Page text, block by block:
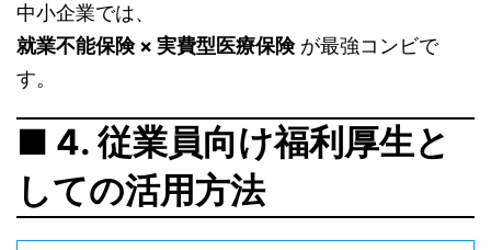
中小企業では、
就業不能保険 × 実費型医療保険が最強コンビで
す。
■ 4. 従業員向け福利厚生と
しての活用方法